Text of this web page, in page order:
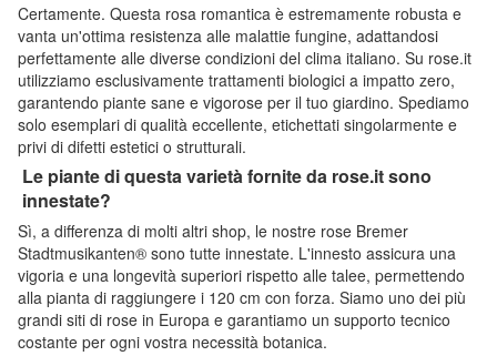
Certamente. Questa rosa romantica è estremamente robusta e
vanta un'ottima resistenza alle malattie fungine, adattandosi
perfettamente alle diverse condizioni del clima italiano. Su rose.it
utilizziamo esclusivamente trattamenti biologici a impatto zero,
garantendo piante sane e vigorose per il tuo giardino. Spediamo
solo esemplari di qualità eccellente, etichettati singolarmente e
privi di difetti estetici o strutturali.
Le piante di questa varietà fornite da rose.it sono
innestate?
Sì, a differenza di molti altri shop, le nostre rose Bremer
Stadtmusikanten® sono tutte innestate. L'innesto assicura una
vigoria e una longevità superiori rispetto alle talee, permettendo
alla pianta di raggiungere i 120 cm con forza. Siamo uno dei più
grandi siti di rose in Europa e garantiamo un supporto tecnico
costante per ogni vostra necessità botanica.